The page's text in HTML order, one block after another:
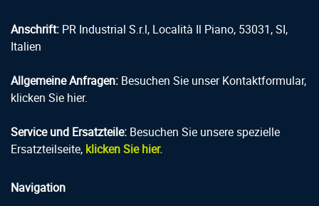
Anschrift: PR Industrial S.r.l, Località Il Piano, 53031, SI,
Italien
Allgemeine Anfragen: Besuchen Sie unser Kontaktformular,
klicken Sie hier.
Service und Ersatzteile: Besuchen Sie unsere spezielle
Ersatzteilseite, klicken Sie hier.
Navigation